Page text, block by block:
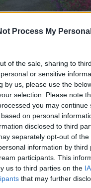
Process My Personal
of the sale, sharing to
or sensitive
by us, please use the
selection. Please note
you may continue
on personal
disclosed to third
separately opt-out of the
information by third
participants. This
us to third parties on the
that may further
gyönyörű növényekkel, így
érdemes minél többet
a közönséget a
Állatkert